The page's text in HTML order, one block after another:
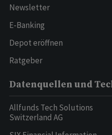
Newsletter
E-Banking
Depot eröffnen
Ratgeber
Datenquellen und
Allfunds Tech Solutions
Switzerland AG